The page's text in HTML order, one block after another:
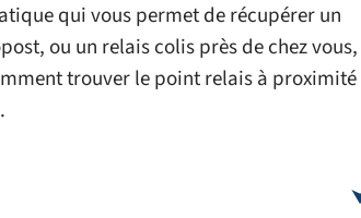
qui vous permet de récupérer un
ou un relais colis près de chez vous,
trouver le point relais à proximité